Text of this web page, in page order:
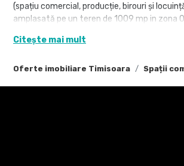
Oferte imobiliare Timisoara Spații
(spațiu comercial, producție, birouri și
amplasată pe un teren de 1009 mp in zona
Suprafața utilă: aproximativ 500 mp,
Citește mai mult